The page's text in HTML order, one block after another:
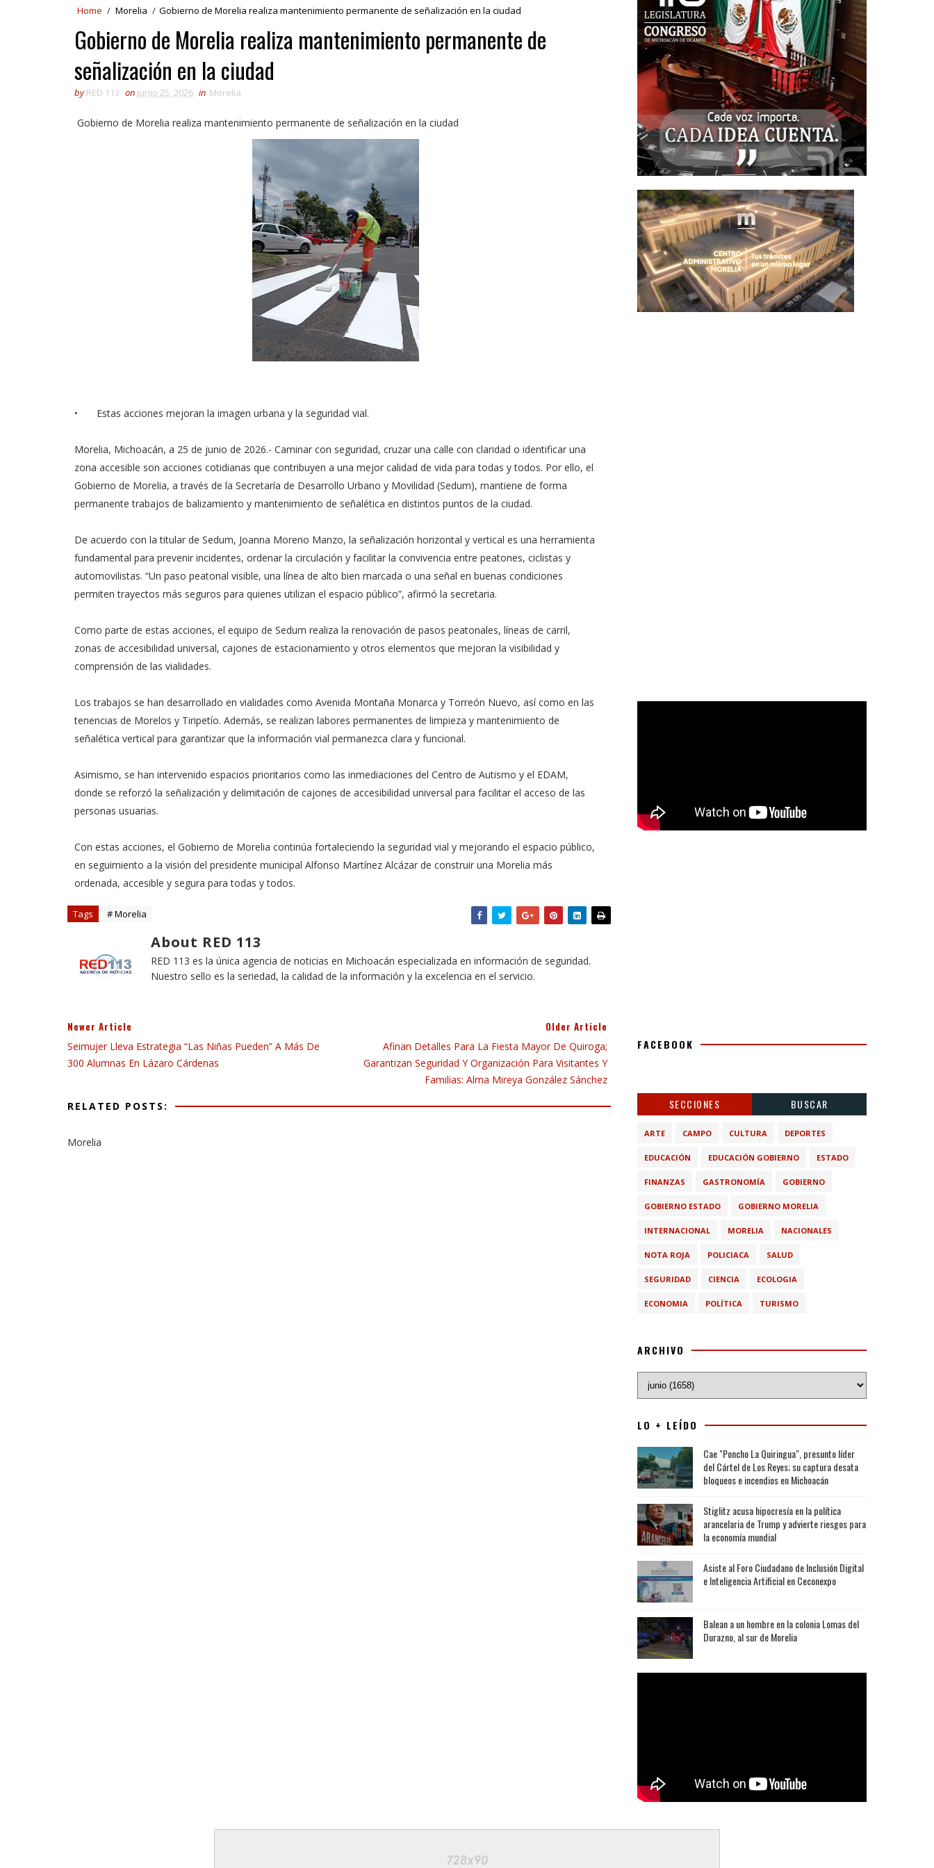
Home / Morelia / Gobierno de Morelia realiza mantenimiento permanente de señalización en la ciudad
Gobierno de Morelia realiza mantenimiento permanente de
señalización en la ciudad
by RED 113 on junio 25, 2026 in Morelia
Gobierno de Morelia realiza mantenimiento permanente de señalización en la ciudad
• Estas acciones mejoran la imagen urbana y la seguridad vial.
Morelia, Michoacán, a 25 de junio de 2026.- Caminar con seguridad, cruzar una calle con claridad o identificar una
zona accesible son acciones cotidianas que contribuyen a una mejor calidad de vida para todas y todos. Por ello, el
Gobierno de Morelia, a través de la Secretaría de Desarrollo Urbano y Movilidad (Sedum), mantiene de forma
permanente trabajos de balizamiento y mantenimiento de señalética en distintos puntos de la ciudad.
De acuerdo con la titular de Sedum, Joanna Moreno Manzo, la señalización horizontal y vertical es una herramienta
fundamental para prevenir incidentes, ordenar la circulación y facilitar la convivencia entre peatones, ciclistas y
automovilistas. “Un paso peatonal visible, una línea de alto bien marcada o una señal en buenas condiciones
permiten trayectos más seguros para quienes utilizan el espacio público”, afirmó la secretaria.
Como parte de estas acciones, el equipo de Sedum realiza la renovación de pasos peatonales, líneas de carril,
zonas de accesibilidad universal, cajones de estacionamiento y otros elementos que mejoran la visibilidad y
comprensión de las vialidades.
Los trabajos se han desarrollado en vialidades como Avenida Montaña Monarca y Torreón Nuevo, así como en las
tenencias de Morelos y Tiripetío. Además, se realizan labores permanentes de limpieza y mantenimiento de
señalética vertical para garantizar que la información vial permanezca clara y funcional.
Asimismo, se han intervenido espacios prioritarios como las inmediaciones del Centro de Autismo y el EDAM,
donde se reforzó la señalización y delimitación de cajones de accesibilidad universal para facilitar el acceso de las
personas usuarias.
Con estas acciones, el Gobierno de Morelia continúa fortaleciendo la seguridad vial y mejorando el espacio público,
en seguimiento a la visión del presidente municipal Alfonso Martínez Alcázar de construir una Morelia más
ordenada, accesible y segura para todas y todos.
Tags # Morelia
About RED 113
RED 113 es la única agencia de noticias en Michoacán especializada en información de seguridad.
Nuestro sello es la seriedad, la calidad de la información y la excelencia en el servicio.
Newer Article
Seimujer Lleva Estrategia “Las Niñas Pueden” A Más De
300 Alumnas En Lázaro Cárdenas
Older Article
Afinan Detalles Para La Fiesta Mayor De Quiroga;
Garantizan Seguridad Y Organización Para Visitantes Y
Familias: Alma Mireya González Sánchez
RELATED POSTS:
Morelia
FACEBOOK
SECCIONES BUSCAR
ARTE CAMPO CULTURA DEPORTES
EDUCACIÓN EDUCACIÓN GOBIERNO ESTADO
FINANZAS GASTRONOMÍA GOBIERNO
GOBIERNO ESTADO GOBIERNO MORELIA
INTERNACIONAL MORELIA NACIONALES
NOTA ROJA POLICIACA SALUD
SEGURIDAD CIENCIA ECOLOGIA
ECONOMIA POLÍTICA TURISMO
ARCHIVO
LO + LEÍDO
Cae "Poncho La Quiringua", presunto líder
del Cártel de Los Reyes; su captura desata
bloqueos e incendios en Michoacán
Stiglitz acusa hipocresía en la política
arancelaria de Trump y advierte riesgos para
la economía mundial
Asiste al Foro Ciudadano de Inclusión Digital
e Inteligencia Artificial en Ceconexpo
Balean a un hombre en la colonia Lomas del
Durazno, al sur de Morelia